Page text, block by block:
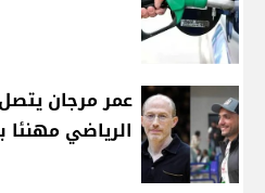
عمر مرجان
الرياضي مهنئا